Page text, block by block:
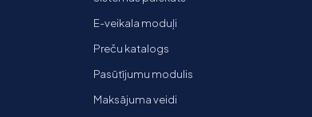
E-veikala moduļi
Preču katalogs
Pasūtījumu modulis
Maksājuma veidi